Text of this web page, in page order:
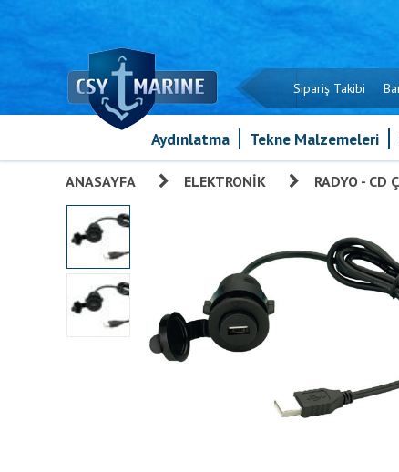
Sipariş Takibi
Aydınlatma Tekne Malzemeleri
ANASAYFA ELEKTRONIK RADYO - CD